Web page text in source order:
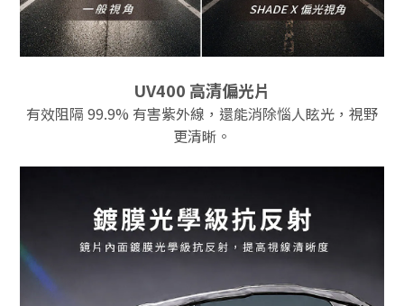
UV400 高清偏光片
有效阻隔 99.9% 有害紫外線，還能消除惱人眩光，視野
更清晰。